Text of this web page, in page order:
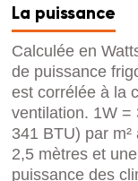
La puissance
Calculée en
de puissance
est corrélée à la
ventilation. 1W =
341 BTU) par
2,5 mètres et
puissance des